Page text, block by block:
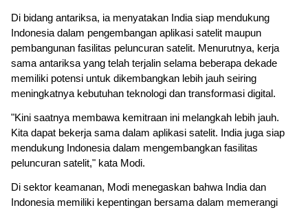
Di bidang antariksa, ia menyatakan India siap mendukung
Indonesia dalam pengembangan aplikasi satelit maupun
pembangunan fasilitas peluncuran satelit. Menurutnya, kerja
sama antariksa yang telah terjalin selama beberapa dekade
memiliki potensi untuk dikembangkan lebih jauh seiring
meningkatnya kebutuhan teknologi dan transformasi digital.
"Kini saatnya membawa kemitraan ini melangkah lebih jauh.
Kita dapat bekerja sama dalam aplikasi satelit. India juga siap
mendukung Indonesia dalam mengembangkan fasilitas
peluncuran satelit," kata Modi.
Di sektor keamanan, Modi menegaskan bahwa India dan
Indonesia memiliki kepentingan bersama dalam memerangi